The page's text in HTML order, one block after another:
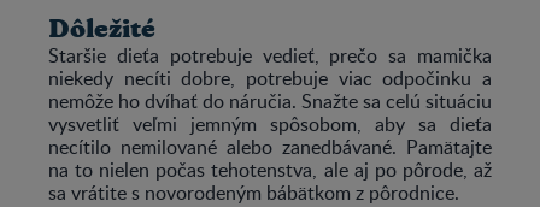
Dôležité
Staršie dieťa potrebuje vedieť, prečo sa mamička
niekedy necíti dobre, potrebuje viac odpočinku a
nemôže ho dvíhať do náručia. Snažte sa celú situáciu
vysvetliť veľmi jemným spôsobom, aby sa dieťa
necítilo nemilované alebo zanedbávané. Pamätajte
na to nielen počas tehotenstva, ale aj po pôrode, až
sa vrátite s novorodeným bábätkom z pôrodnice.